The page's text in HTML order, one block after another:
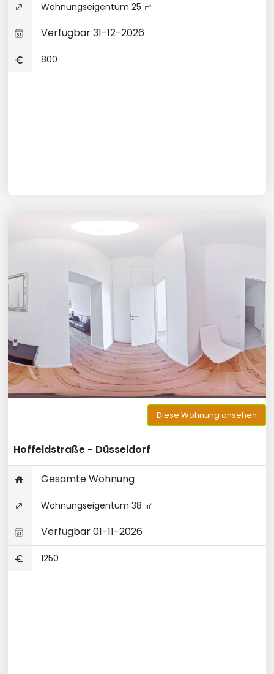
Wohnungseigentum 25 ㎡
Verfügbar 31-12-2026
800
Diese Wohnung ansehen
Hoffeldstraße - Düsseldorf
Gesamte Wohnung
Wohnungseigentum 38 ㎡
Verfügbar 01-11-2026
1250